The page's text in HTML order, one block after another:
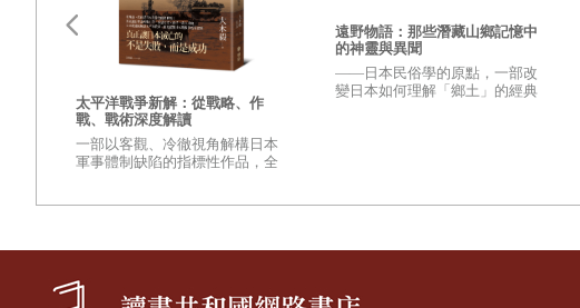
他的腳上纏滿了破布，長途跋涉時流出的鮮血已將布浸泡成了紅色。
他跌跌撞撞地敲了最近一間小屋的門。
然後他昏了過去。借著顫動的燭光，他被抬上一張小床。
到了第二天早晨，全村都已經知道「他回來了」。
鄰居們站在周圍，搖著頭。他們一直都知道一定會有這樣的結局。
對於敢於離開山腳的人而言，失敗與屈服在等待著他們。
他們並不是天性殘忍，但律法就是律法。這個人違背了守舊老人們的意
太平洋戰爭新解：從戰略、作
戰、戰術深度解讀
一部以客觀、冷徹視角解構日本
軍事體制缺陷的指標性作品，全
遠野物語：那些潛藏山鄉記憶中
的神靈與異聞
——日本民俗學的原點，一部改
變日本如何理解「鄉土」的經典